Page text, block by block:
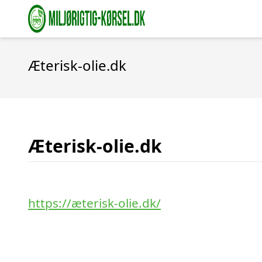
Æterisk-olie.dk
Æterisk-olie.dk
https://æterisk-olie.dk/